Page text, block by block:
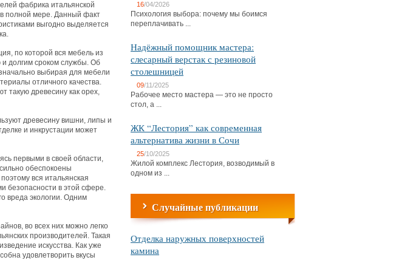
фабрика итальянской
полной мере. Данный факт
выгодно выделяется
по которой вся мебель из
долгим сроком службы. Об
выбирая для мебели
отличного качества.
такую древесину как орех,
древесину вишни, липы и
и инкрустации может
первыми в своей области,
обеспокоены
вся итальянская
безопасности в этой сфере.
вреда экологии. Одним
во всех них можно легко
производителей. Такая
искусства. Как уже
удовлетворить вкусы
16/04/2026
Психология выбора: почему мы боимся
переплачивать ...
Надёжный помощник мастера:
слесарный верстак с резиновой
столешницей
09/11/2025
Рабочее место мастера — это не просто
стол, а ...
ЖК “Лестория” как современная
альтернатива жизни в Сочи
25/10/2025
Жилой комплекс Лестория, возводимый в
одном из ...
Случайные публикации
Отделка наружных поверхностей
камина